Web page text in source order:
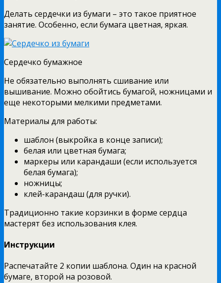
Делать сердечки из бумаги – это такое приятное
занятие. Особенно, если бумага цветная, яркая.
Сердечко бумажное
Не обязательно выполнять сшивание или
вышивание. Можно обойтись бумагой, ножницами и
еще некоторыми мелкими предметами.
Материалы для работы:
шаблон (выкройка в конце записи);
белая или цветная бумага;
маркеры или карандаши (если используется
белая бумага);
ножницы;
клей-карандаш (для ручки).
Традиционно такие корзинки в форме сердца
мастерят без использования клея.
Инструкции
Распечатайте 2 копии шаблона. Один на красной
бумаге, второй на розовой.